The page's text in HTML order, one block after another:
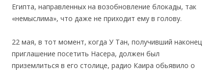
Египта, направленных на возобновление блокады, так
«немыслима», что даже не приходит ему в голову.
22 мая, в тот момент, когда У Тан, получивший наконец
приглашение посетить Насера, должен был
приземлиться в его столице, радио Каира обьявило о